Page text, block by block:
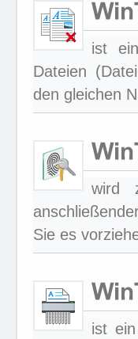
ist
Dateien
den gleichen
wird
Sie es
ist